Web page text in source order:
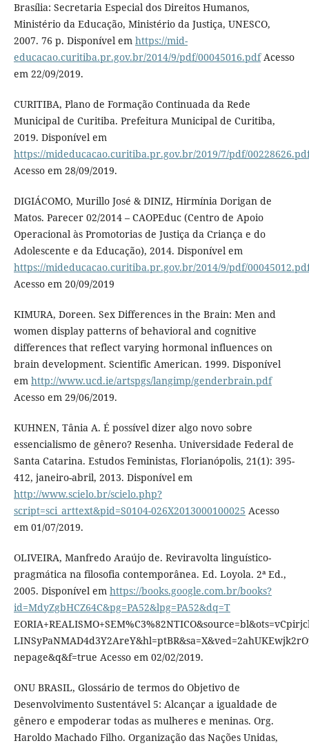
Brasília: Secretaria Especial dos Direitos Humanos,
Ministério da Educação, Ministério da Justiça, UNESCO,
2007. 76 p. Disponível em https://mid-
educacao.curitiba.pr.gov.br/2014/9/pdf/00045016.pdfAcesso
em 22/09/2019.
CURITIBA, Plano de Formação Continuada da Rede
Municipal de Curitiba. Prefeitura Municipal de Curitiba,
2019. Disponível em
https://mideducacao.curitiba.pr.gov.br/2019/7/pdf/
Acesso em 28/09/2019.
DIGIÁCOMO, Murillo José & DINIZ, Hirmínia Dorigan de
Matos. Parecer 02/2014 – CAOPEduc (Centro de Apoio
Operacional às Promotorias de Justiça da Criança e do
Adolescente e da Educação), 2014. Disponível em
https://mideducacao.curitiba.pr.gov.br/2014/9/pdf/
Acesso em 20/09/2019
KIMURA, Doreen. Sex Differences in the Brain: Men and
women display patterns of behavioral and cognitive
differences that reflect varying hormonal influences on
brain development. Scientific American. 1999. Disponível
em http://www.ucd.ie/artspgs/langimp/genderbrain.pdf
Acesso em 29/06/2019.
KUHNEN, Tânia A. É possível dizer algo novo sobre
essencialismo de gênero? Resenha. Universidade Federal de
Santa Catarina. Estudos Feministas, Florianópolis, 21(1): 395-
412, janeiro-abril, 2013. Disponível em
http://www.scielo.br/scielo.php?
script=sci_arttext&pid=S0104-026X2013000100025 Acesso
em 01/07/2019.
OLIVEIRA, Manfredo Araújo de. Reviravolta linguístico-
pragmática na filosofia contemporânea. Ed. Loyola. 2ª Ed.,
2005. Disponível em https://books.google.com.br/books?
id=MdyZgbHCZ64C&pg=PA52&lpg=PA52&dq=T
nepage&q&f=true Acesso em 02/02/2019.
ONU BRASIL, Glossário de termos do Objetivo de
Desenvolvimento Sustentável 5: Alcançar a igualdade de
gênero e empoderar todas as mulheres e meninas. Org.
Haroldo Machado Filho. Organização das Nações Unidas,